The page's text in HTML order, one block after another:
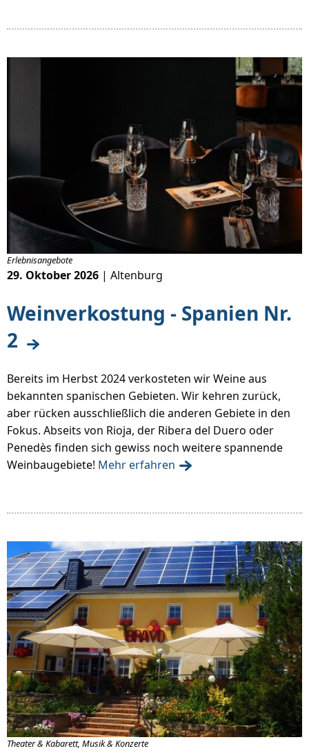
Weinverkostung - Spanien Nr.
2
Erlebnisangebote
29. Oktober 2026 | Altenburg
Bereits im Herbst 2024 verkosteten wir Weine aus
bekannten spanischen Gebieten. Wir kehren zurück,
aber rücken ausschließlich die anderen Gebiete in den
Fokus. Abseits von Rioja, der Ribera del Duero oder
Penedès finden sich gewiss noch weitere spannende
Weinbaugebiete! Mehr erfahren
Theater & Kabarett, Musik & Konzerte